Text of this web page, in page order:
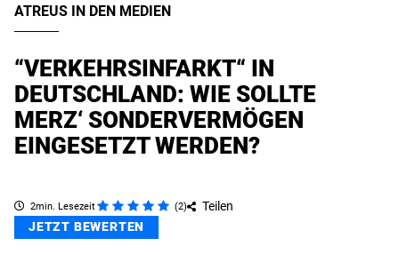
ATREUS IN DEN MEDIEN
“VERKEHRSINFARKT“ IN
DEUTSCHLAND: WIE SOLLTE
MERZ‘ SONDERVERMÖGEN
EINGESETZT WERDEN?
2min. Lesezeit (2)
Teilen
JETZT BEWERTEN